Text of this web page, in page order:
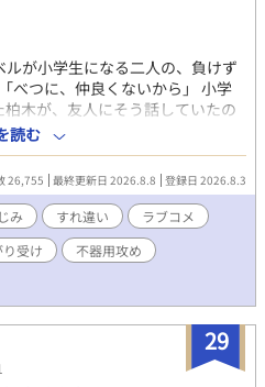
が小学生になる二人の、負けず
つに、仲良くないから」 小学
木が、友人にそう話していたの
った相手に、自分自身を否定され
木から距離を取り、本当の自分
校生になった今も、柏木は水野に
にするようなことを言ってく
今度は自分が柏木を惚れさせ
柏木が選ばれた文化祭実行委員
きにならせるための作戦を始め
(*'ω'*)◇ 書きながらの投稿にな
しいですっ！ ※本作品の全文ま
の他の二次利用を行うことを禁
読む
26,755 最終更新日 2026.8.8 登録日 2026.8.3
み すれ違い
ラブコメ
受け
不器用攻め
29